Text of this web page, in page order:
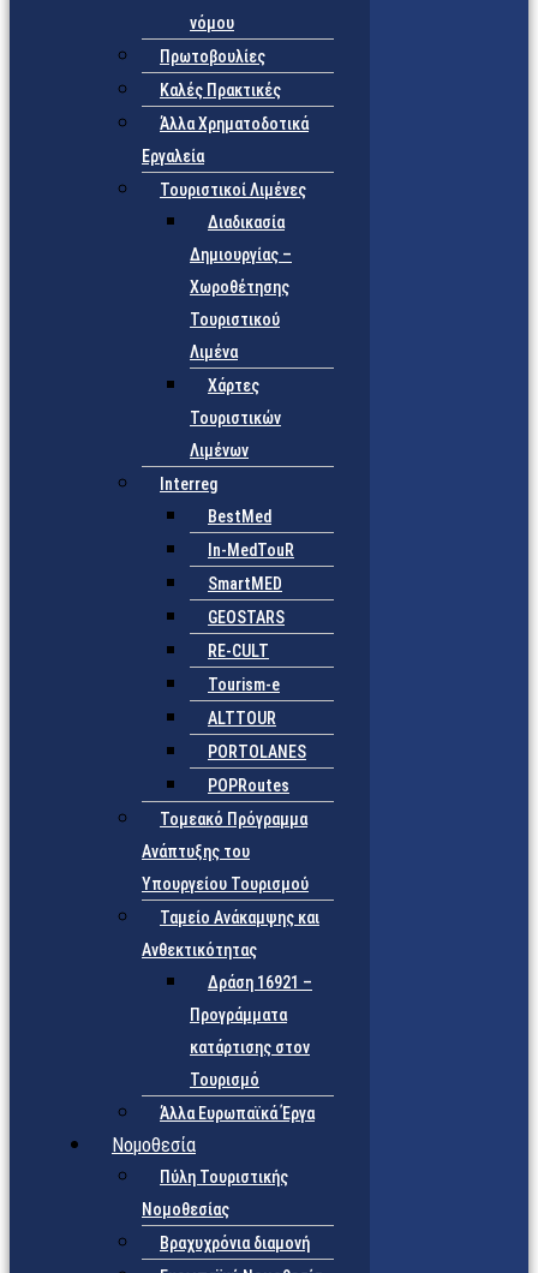
νόμου
Πρωτοβουλίες
Καλές Πρακτικές
Άλλα Χρηματοδοτικά
Εργαλεία
Τουριστικοί Λιμένες
Διαδικασία
Δημιουργίας –
Χωροθέτησης
Τουριστικού
Λιμένα
Χάρτες
Τουριστικών
Λιμένων
Interreg
BestMed
In-MedTouR
SmartMED
GEOSTARS
RE-CULT
Tourism-e
ALTTOUR
PORTOLANES
POPRoutes
Τομεακό Πρόγραμμα
Ανάπτυξης του
Υπουργείου Τουρισμού
Ταμείο Ανάκαμψης και
Ανθεκτικότητας
Δράση 16921 –
Προγράμματα
κατάρτισης στον
Τουρισμό
Άλλα Ευρωπαϊκά Έργα
Νομοθεσία
Πύλη Τουριστικής
Νομοθεσίας
Βραχυχρόνια διαμονή